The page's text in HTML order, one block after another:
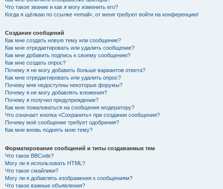
Что такое звание и как я могу изменить его?
Когда я щёлкаю по ссылке «email», от меня требуют войти на конференцию!
Создание сообщений
Как мне создать новую тему или сообщение?
Как мне отредактировать или удалить сообщение?
Как мне добавить подпись к своему сообщению?
Как мне создать опрос?
Почему я не могу добавить больше вариантов ответа?
Как мне отредактировать или удалить опрос?
Почему мне недоступны некоторые форумы?
Почему я не могу добавлять вложения?
Почему я получил предупреждение?
Как мне пожаловаться на сообщения модератору?
Что означает кнопка «Сохранить» при создании сообщения?
Почему моё сообщение требует одобрения?
Как мне вновь поднять мою тему?
Форматирование сообщений и типы создаваемых тем
Что такое BBCode?
Могу ли я использовать HTML?
Что такое смайлики?
Могу ли я добавлять изображения к сообщениям?
Что такое важные объявления?